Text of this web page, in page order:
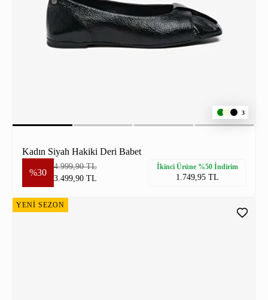
3
Kadın Siyah Hakiki Deri Babet
%30
4.999,90 TL
3.499,90 TL
İkinci Ürüne %50 İndirim
1.749,95 TL
YENİ SEZON